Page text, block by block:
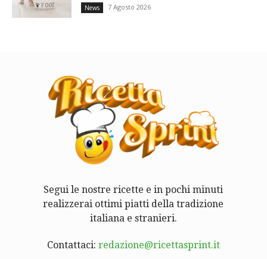
News 7 Agosto 2026
Segui le nostre ricette e in pochi minuti
realizzerai ottimi piatti della tradizione
italiana e stranieri.
Contattaci: redazione@ricettasprint.it